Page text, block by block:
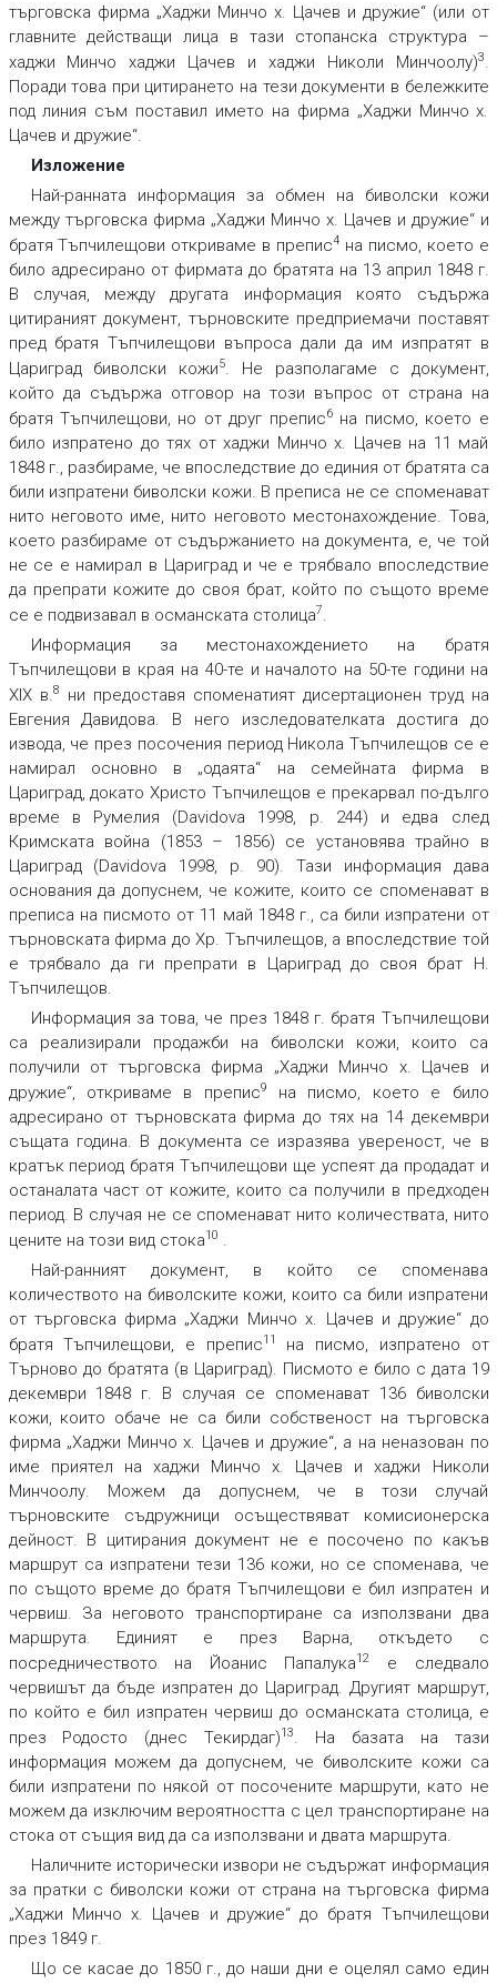
търговска фирма „Хаджи Минчо х. Цачев и дружие“ (или от
главните действащи лица в тази стопанска структура –
хаджи Минчо хаджи Цачев и хаджи Николи Минчоолу)3.
Поради това при цитирането на тези документи в бележките
под линия съм поставил името на фирма „Хаджи Минчо х.
Цачев и дружие“.
Изложение
Най-ранната информация за обмен на биволски кожи
между търговска фирма „Хаджи Минчо х. Цачев и дружие“ и
братя Тъпчилещови откриваме в препис4 на писмо, което е
било адресирано от фирмата до братята на 13 април 1848 г.
В случая, между другата информация която съдържа
цитираният документ, търновските предприемачи поставят
пред братя Тъпчилещови въпроса дали да им изпратят в
Цариград биволски кожи5. Не разполагаме с документ,
който да съдържа отговор на този въпрос от страна на
братя Тъпчилещови, но от друг препис6на писмо, което е
било изпратено до тях от хаджи Минчо х. Цачев на 11 май
1848 г., разбираме, че впоследствие до единия от братята са
били изпратени биволски кожи. В преписа не се споменават
нито неговото име, нито неговото местонахождение. Това,
което разбираме от съдържанието на документа, е, че той
не се е намирал в Цариград и че е трябвало впоследствие
да препрати кожите до своя брат, който по същото време
се е подвизавал в османската столица7.
Информация за местонахождението на братя
Тъпчилещови в края на 40-те и началото на 50-те години на
XIX в.8
ни предоставя споменатият дисертационен труд на
Евгения Давидова. В него изследователката достига до
извода, че през посочения период Никола Тъпчилещов се е
намирал основно в „одаята“ на семейната фирма в
Цариград, докато Христо Тъпчилещов е прекарвал по-дълго
време в Румелия (Davidova 1998, р. 244) и едва след
Кримската война (1853 – 1856) се установява трайно в
Цариград (Davidova 1998, р. 90). Тази информация дава
основания да допуснем, че кожите, които се споменават в
преписа на писмото от 11 май 1848 г., са били изпратени от
търновската фирма до Хр. Тъпчилещов, а впоследствие той
е трябвало да ги препрати в Цариград до своя брат Н.
Тъпчилещов.
Информация за това, че през 1848 г. братя Тъпчилещови
са реализирали продажби на биволски кожи, които са
получили от търговска фирма „Хаджи Минчо х. Цачев и
дружие“, откриваме в препис9
на писмо, което е било
адресирано от търновската фирма до тях на 14 декември
същата година. В документа се изразява увереност, че в
кратък период братя Тъпчилещови ще успеят да продадат и
останалата част от кожите, които са получили в предходен
период. В случая не се споменават нито количествата, нито
цените на този вид стока10 .
Най-ранният документ, в който се споменава
количеството на биволските кожи, които са били изпратени
от търговска фирма „Хаджи Минчо х. Цачев и дружие“ до
братя Тъпчилещови, е препис11
на писмо, изпратено от
Търново до братята (в Цариград). Писмото е било с дата 19
декември 1848 г. В случая се споменават 136 биволски
кожи, които обаче не са били собственост на търговска
фирма „Хаджи Минчо х. Цачев и дружие“, а на неназован по
име приятел на хаджи Минчо х. Цачев и хаджи Николи
Минчоолу. Можем да допуснем, че в този случай
търновските съдружници осъществяват комисионерска
дейност. В цитирания документ не е посочено по какъв
маршрут са изпратени тези 136 кожи, но се споменава, че
по същото време до братя Тъпчилещови е бил изпратен и
червиш. За неговото транспортиране са използвани два
маршрута. Единият е през Варна, откъдето с
посредничеството на Йоанис Папалука12
е следвало
червишът да бъде изпратен до Цариград. Другият маршрут,
по който е бил изпратен червиш до османската столица, е
през Родосто (днес Текирдаг)13. На базата на тази
информация можем да допуснем, че биволските кожи са
били изпратени по някой от посочените маршрути, като не
можем да изключим вероятността с цел транспортиране на
стока от същия вид да са използвани и двата маршрута.
Наличните исторически извори не съдържат информация
за пратки с биволски кожи от страна на търговска фирма
„Хаджи Минчо х. Цачев и дружие“ до братя Тъпчилещови
през 1849 г.
Що се касае до 1850 г., до наши дни е оцелял само един